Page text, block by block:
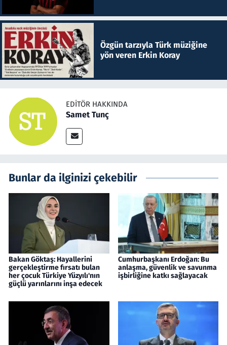
Özgün tarzıyla Türk müziğine
yön veren Erkin Koray
EDITÖR HAKKINDA
Samet Tunç
Bunlar da ilginizi çekebilir
Bakan Göktaş: Hayallerini
gerçekleştirme fırsatı bulan
her çocuk Türkiye Yüzyılı'nın
güçlü yarınlarını inşa edecek
Cumhurbaşkanı Erdoğan: Bu
anlaşma, güvenlik ve savunma
işbirliğine katkı sağlayacak